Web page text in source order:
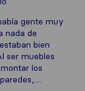
gente muy
nada de
bien
ser muebles
los